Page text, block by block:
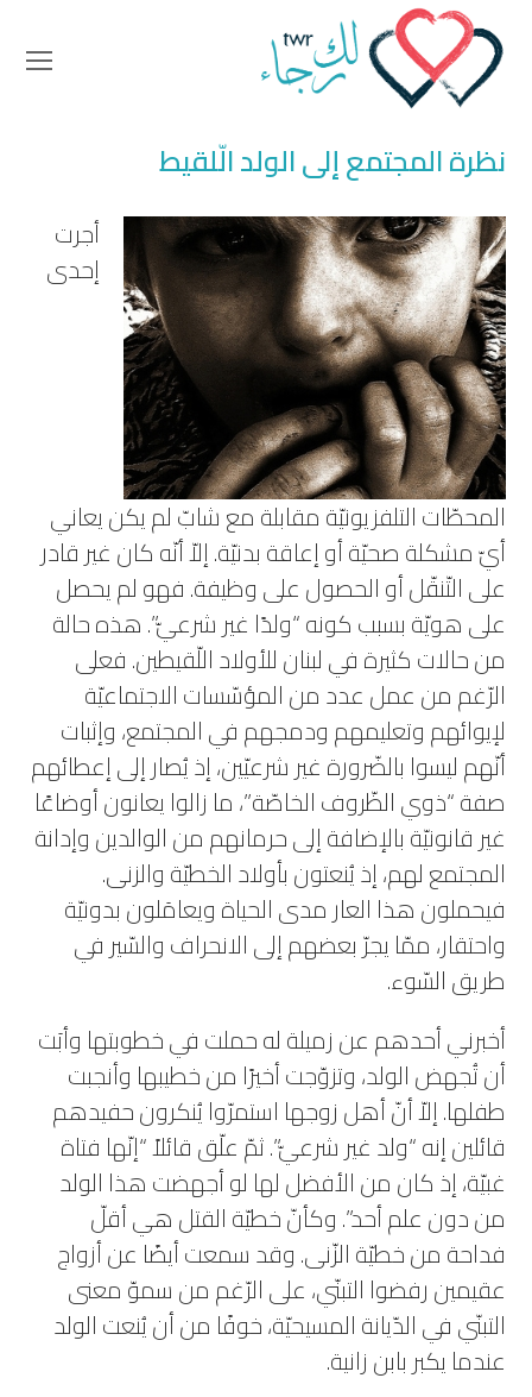
نظرة المجتمع إلى الولد الّلقيط
أجرت
إحدى
المحطّات التلفزيونيّة مقابلة مع شابّ لم يكن يعاني
أيّ مشكلة صحيّة أو إعاقة بدنيّة. إلاّ أنّه كان غير قادر
على التّنقّل أو الحصول على وظيفة. فهو لم يحصل
على هويّة بسبب كونه “ولدًا غير شرعيّ”. هذه حالة
من حالات كثيرة في لبنان للأولاد اللّقيطين. فعلى
الرّغم من عمل عدد من المؤسّسات الاجتماعيّة
لإيوائهم وتعليمهم ودمجهم في المجتمع، وإثبات
أنّهم ليسوا بالضّرورة غير شرعيّين، إذ يُصار إلى إعطائهم
صفة “ذوي الظّروف الخاصّة”، ما زالوا يعانون أوضاعًا
غير قانونيّة بالإضافة إلى حرمانهم من الوالدين وإدانة
المجتمع لهم، إذ يُنعتون بأولاد الخطيّة والزنى.
فيحملون هذا العار مدى الحياة ويعامَلون بدونيّة
واحتقار، ممّا يجرّ بعضهم إلى الانحراف والسّير في
طريق السّوء.
أخبرني أحدهم عن زميلة له حملت في خطوبتها وأبَت
أن تُجهض الولد، وتزوّجت أخيرًا من خطيبها وأنجبت
طفلها. إلاّ أنّ أهل زوجها استمرّوا يُنكرون حفيدهم
قائلين إنه “ولد غير شرعيّ”. ثمّ علّق قائلاً “إنّها فتاة
غبيّة، إذ كان من الأفضل لها لو أجهضت هذا الولد
من دون علم أحد”. وكأنّ خطيّة القتل هي أقلّ
فداحة من خطيّة الزّنى. وقد سمعت أيضًا عن أزواج
عقيمين رفضوا التبنّي، على الرّغم من سموّ معنى
التبنّي في الدّيانة المسيحيّة، خوفًا من أن يُنعت الولد
عندما يكبر بابن زانية.